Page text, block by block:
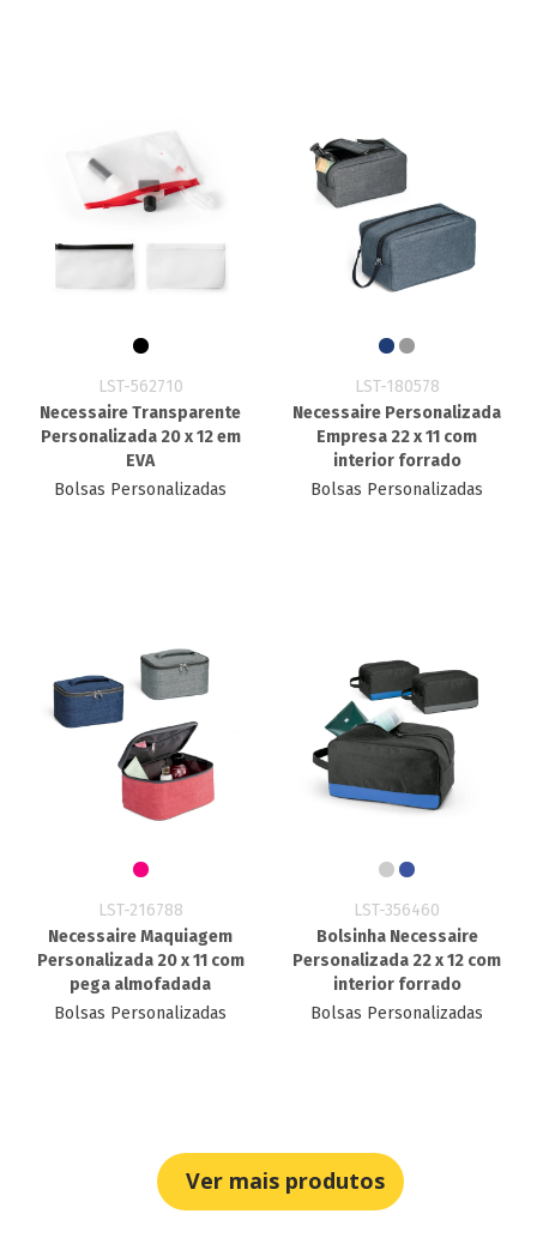
LST-562710
Necessaire Transparente
Personalizada 20 x 12 em
EVA
Bolsas Personalizadas
LST-180578
Necessaire Personalizada
Empresa 22 x 11 com
interior forrado
Bolsas Personalizadas
LST-216788
Necessaire Maquiagem
Personalizada 20 x 11 com
pega almofadada
Bolsas Personalizadas
LST-356460
Bolsinha Necessaire
Personalizada 22 x 12 com
interior forrado
Bolsas Personalizadas
Ver mais produtos